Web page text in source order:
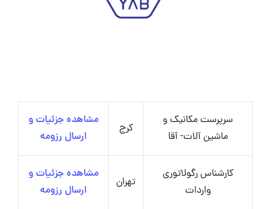
سرپرست مکانیک و
ماشین آلات- آقا
کرج
مشاهده جزئیات و
ارسال رزومه
کارشناس رگولاتوری
واردات
تهران
مشاهده جزئیات و
ارسال رزومه